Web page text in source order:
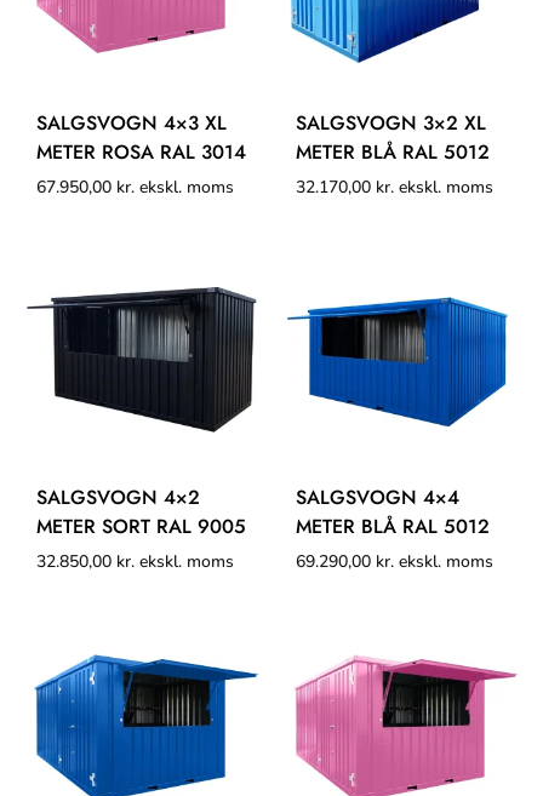
SALGSVOGN 4×3 XL
METER ROSA RAL 3014
67.950,00 kr. ekskl. moms
SALGSVOGN 3×2 XL
METER BLÅ RAL 5012
32.170,00 kr. ekskl. moms
SALGSVOGN 4×2
METER SORT RAL 9005
32.850,00 kr. ekskl. moms
SALGSVOGN 4×4
METER BLÅ RAL 5012
69.290,00 kr. ekskl. moms